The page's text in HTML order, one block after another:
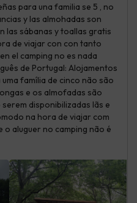
para una familia se 5 , no
y las almohadas son
las sábanas y toallas gratis
de viajar con con tanto
el camping no es nada
de Portugal: Alojamentos
família de cinco não são
e os almofadas são
disponibilizadas lãs e
na hora de viajar com
aluguer no camping não é